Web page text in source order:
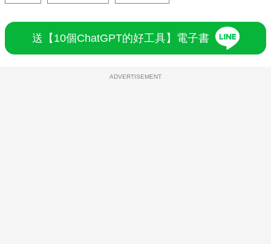
送【10個ChatGPT的好工具】電子書
ADVERTISEMENT